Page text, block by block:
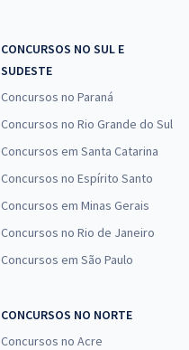
CONCURSOS NO SUL E
SUDESTE
Concursos no Paraná
Concursos no Rio Grande do Sul
Concursos em Santa Catarina
Concursos no Espírito Santo
Concursos em Minas Gerais
Concursos no Rio de Janeiro
Concursos em São Paulo
CONCURSOS NO NORTE
Concursos no Acre